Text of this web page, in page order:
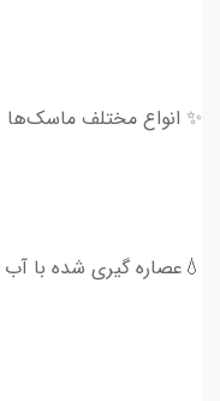
✨ انواع مختلف
💧عصاره گیری شده با